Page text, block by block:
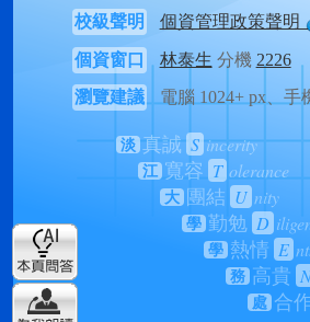
校級聲明
個資管理政策聲明
個資窗口 林泰生 分機 2226
瀏覽建議
電腦 1024+ px、手
淡 真誠 S incerity
江 寬容 T olerance
大 團結 U nity
學 勤勉 D
學 熱情 E
務 高貴
處 合